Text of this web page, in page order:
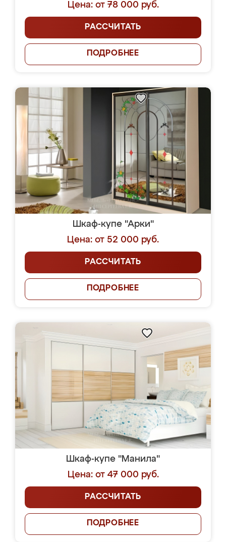
Цена: от 78 000 руб.
РАССЧИТАТЬ
ПОДРОБНЕЕ
Шкаф-купе "Арки"
Цена: от 52 000 руб.
РАССЧИТАТЬ
ПОДРОБНЕЕ
Шкаф-купе "Манила"
Цена: от 47 000 руб.
РАССЧИТАТЬ
ПОДРОБНЕЕ